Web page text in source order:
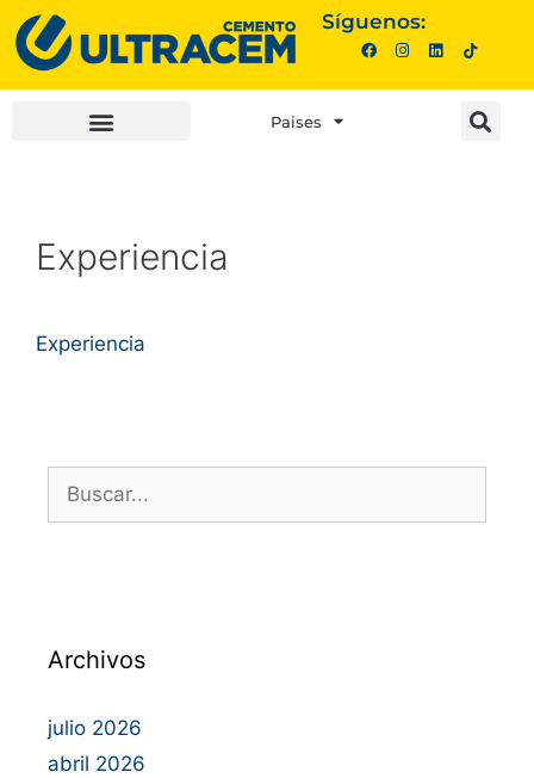
Síguenos:
Paises
Experiencia
Experiencia
Archivos
julio 2026
abril 2026